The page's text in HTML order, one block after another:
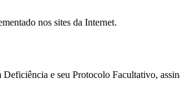
nos sites da Internet.
e seu Protocolo Facultativo,